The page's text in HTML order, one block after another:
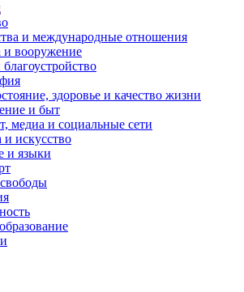
и международные отношения
и вооружение
здоровье и качество жизни
и быт
медиа и социальные сети
и искусство
и языки